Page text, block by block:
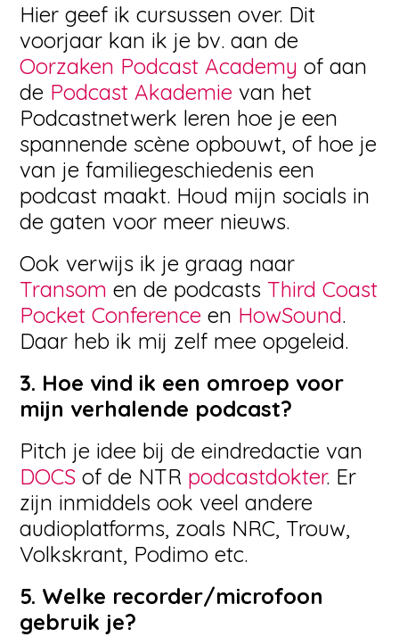
Hier geef ik cursussen over. Dit
voorjaar kan ik je bv. aan de
Oorzaken Podcast Academyof aan
de Podcast Akademie van het
Podcastnetwerk leren hoe je een
spannende scène opbouwt, of hoe je
van je familiegeschiedenis een
podcast maakt. Houd mijn socials in
de gaten voor meer nieuws.
Ook verwijs ik je graag naar
Transom en de podcasts Third Coast
Pocket Conference en HowSound.
Daar heb ik mij zelf mee opgeleid.
3. Hoe vind ik een omroep voor
mijn verhalende podcast?
Pitch je idee bij de eindredactie van
DOCS of de NTR podcastdokter. Er
zijn inmiddels ook veel andere
audioplatforms, zoals NRC, Trouw,
Volkskrant, Podimo etc.
5. Welke recorder/microfoon
gebruik je?